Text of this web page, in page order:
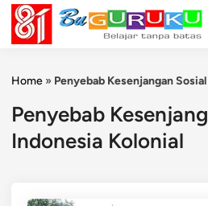
Skip
content
Home » Penyebab Kesenjangan
Penyebab
Indonesia Kolonial